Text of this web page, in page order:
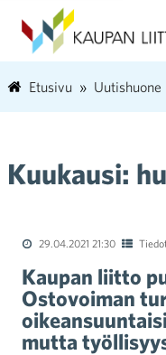
Etusivu Uutishuone
Kuukausi:
29.04.2021 21:30
Kaupan liitto
Ostovoiman
mutta